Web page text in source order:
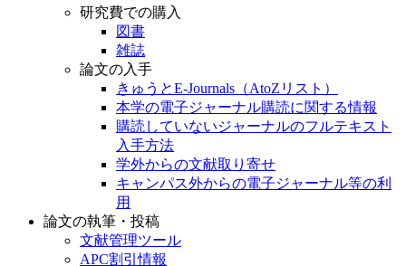
研究費での購入
図書
雑誌
論文の入手
きゅうとE-Journals（AtoZリスト）
本学の電子ジャーナル購読に関する情報
購読していないジャーナルのフルテキスト
入手方法
学外からの文献取り寄せ
キャンパス外からの電子ジャーナル等の利
用
論文の執筆・投稿
文献管理ツール
APC割引情報